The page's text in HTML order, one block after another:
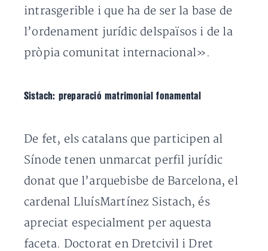
intrasgerible i que ha de ser la base de
l’ordenament jurídic delspaïsos i de la
pròpia comunitat internacional».
Sistach: preparació matrimonial fonamental
De fet, els catalans que participen al
Sínode tenen unmarcat perfil jurídic
donat que l’arquebisbe de Barcelona, el
cardenal LluísMartínez Sistach, és
apreciat especialment per aquesta
faceta. Doctorat en Dretcivil i Dret